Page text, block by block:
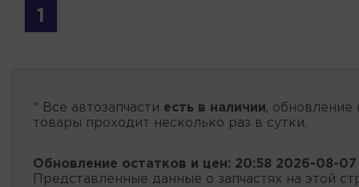
1
* Все автозапчасти есть в наличии, обновление
товары проходит несколько раз в сутки.
Обновление остатков и цен: 20:58 2026-08-07
Представленные данные о запчастях на этой